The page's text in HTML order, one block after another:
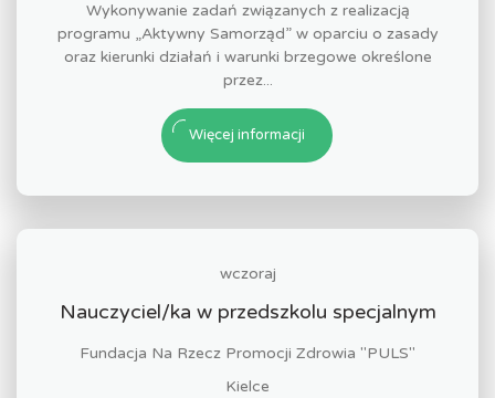
Wykonywanie zadań związanych z realizacją
programu „Aktywny Samorząd” w oparciu o zasady
oraz kierunki działań i warunki brzegowe określone
przez...
Więcej informacji
wczoraj
Nauczyciel/ka w przedszkolu specjalnym
Fundacja Na Rzecz Promocji Zdrowia "PULS"
Kielce